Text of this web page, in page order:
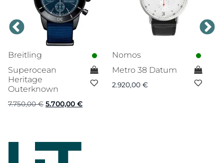
Breitling
Superocean
Heritage
Outerknown
7.750,00€ Ursprünglicher
5.700,00 €Aktueller
Nomos
Metro 38 Datum
2.920,00 €